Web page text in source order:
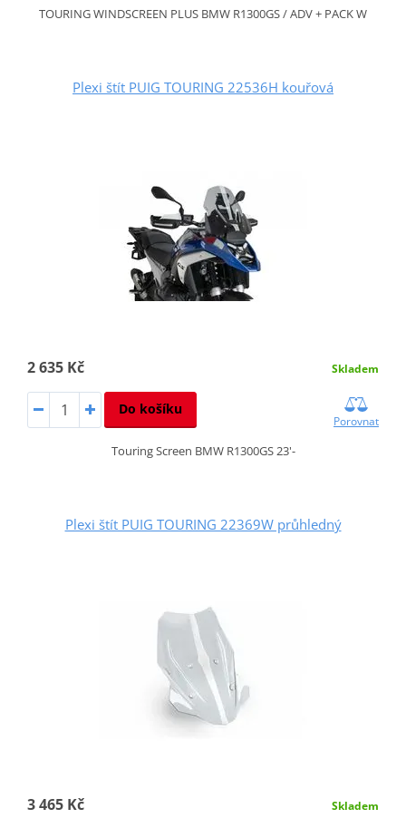
TOURING WINDSCREEN PLUS BMW R1300GS / ADV + PACK W
Plexi štít PUIG TOURING 22536H kouřová
2 635 Kč Skladem
Do košíku
Porovnat
Touring Screen BMW R1300GS 23'-
Plexi štít PUIG TOURING 22369W průhledný
3 465 Kč Skladem